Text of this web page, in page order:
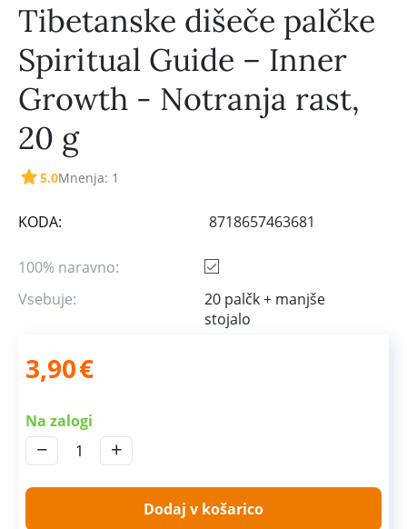
Tibetanske dišeče palčke
Spiritual Guide – Inner
Growth - Notranja rast,
20 g
5.0Mnenja: 1
KODA: 8718657463681
100% naravno:
Vsebuje:
20 palčk + manjše
stojalo
3,90€
Na zalogi
+
−
Dodaj v košarico